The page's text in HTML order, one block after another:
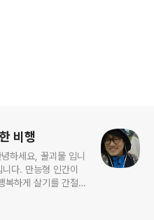
비행
세요, 꿀괴물 입니
다. 만능형 인간이
복하게 살기를 간절히